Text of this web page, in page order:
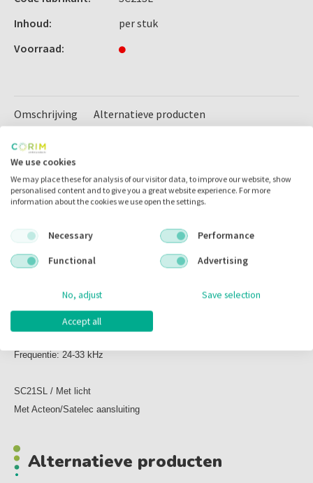
Inhoud:
per stuk
Voorraad:
Omschrijving Alternatieve producten
Omschrijving
Ultrasonic scaler voor prophylaxis, preparaties, periodontics en
endodontics.
Ergonomische vorm voor perfecte grip
Pijnvrije behandeling voor de patient door lineare bewegingen van het
Frequentie: 24-33 kHz
SC21SL / Met licht
Met Acteon/Satelec aansluiting
Alternatieve producten
We use cookies
We may place these for analysis of our visitor data, to improve our website, show
personalised content and to give you a great website experience. For more
information about the cookies we use open the settings.
Necessary
Performance
Functional
Advertising
No, adjust Save selection
Accept all